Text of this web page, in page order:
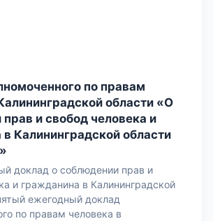
по правам
области «О
и свобод человека и
Калининградской области
доклад о соблюдении прав и
и гражданина в Калининградской
ежегодный доклад
по правам человека в